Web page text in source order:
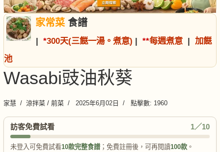
家常菜食譜
| *300天(三餸一湯。煮意) | **每週煮意 | 加餸
池
Wasabi豉油秋葵
家慧 涼拌菜 / 前菜 2025年6月02日 點擊數: 1960
訪客免費試看 1／10
未登入可免費試看10款完整食譜 ；免費註冊後，可再閱讀100款 。